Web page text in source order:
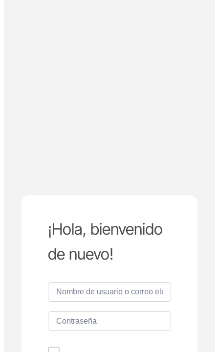
¡Hola, bienvenido
de nuevo!